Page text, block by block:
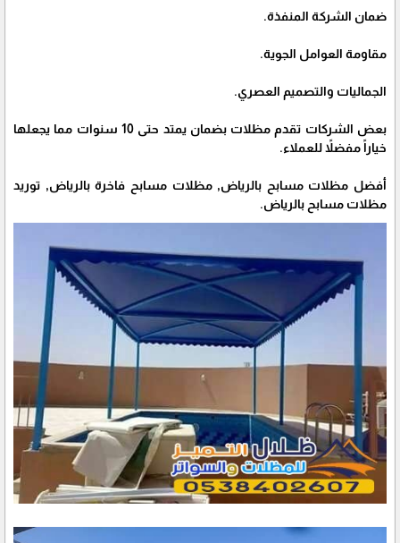
ضمان الشركة المنفذة.
مقاومة العوامل الجوية.
الجماليات والتصميم العصري.
بعض الشركات تقدم مظلات بضمان يمتد حتى 10 سنوات مما يجعلها
خياراً مفضلاً للعملاء.
أفضل مظلات مسابح بالرياض, مظلات مسابح فاخرة بالرياض, توريد
مظلات مسابح بالرياض.